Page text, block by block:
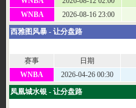
WNBA
2026-08-16 23:00
西雅图风暴 - 让分盘路
赛事
日期
WNBA
2026-04-26 00:30
凤凰城水银 - 让分盘路